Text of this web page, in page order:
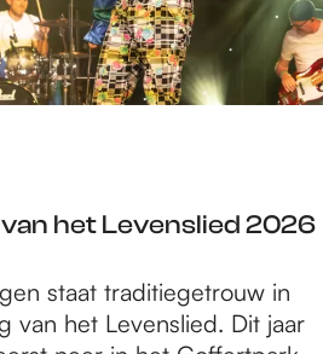
het Levenslied 2026
staat traditiegetrouw in
van het Levenslied. Dit jaar